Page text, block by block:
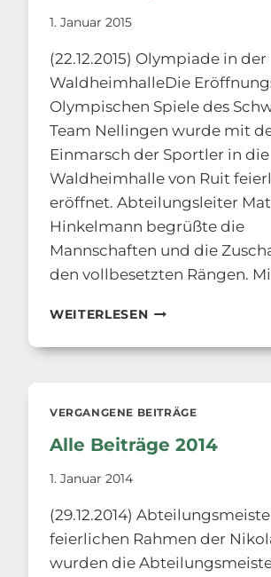
1. Januar 2015
(22.12.2015) Olympiade in der
WaldheimhalleDie
Olympischen Spiele des
Team Nellingen wurde mit
Einmarsch der Sportler in die
Waldheimhalle von Ruit
eröffnet. Abteilungsleiter
Hinkelmann begrüßte die
Mannschaften und die
den vollbesetzten Rängen.
WEITERLESENALLE
2015
VERGANGENE BEITRÄGE
Alle Beiträge 2014
1. Januar 2014
(29.12.2014)
feierlichen Rahmen der
wurden die